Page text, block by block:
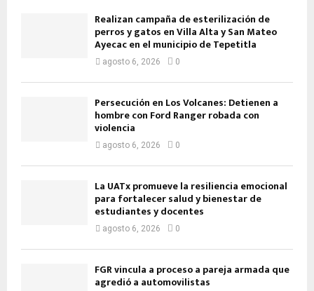
Realizan campaña de esterilización de
perros y gatos en Villa Alta y San Mateo
Ayecac en el municipio de Tepetitla
agosto 6, 2026 0
Persecución en Los Volcanes: Detienen a
hombre con Ford Ranger robada con
violencia
agosto 6, 2026 0
La UATx promueve la resiliencia emocional
para fortalecer salud y bienestar de
estudiantes y docentes
agosto 6, 2026 0
FGR vincula a proceso a pareja armada que
agredió a automovilistas